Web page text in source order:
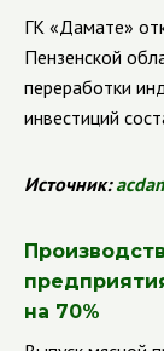
ГК «Дамате»
Пензенской
переработки
инвестиций
Источник:
на 70%